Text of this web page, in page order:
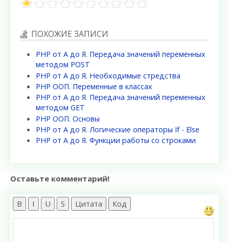
ПОХОЖИЕ ЗАПИСИ
PHP от А до Я. Передача значений переменных
методом POST
PHP от А до Я. Необходимые стредства
PHP ООП. Переменные в классах
PHP от А до Я. Передача значений переменных
методом GET
PHP ООП. Основы
PHP от А до Я. Логические операторы If - Else
PHP от А до Я. Функции работы со строками
Оставьте комментарий!
B I U S Цитата Код